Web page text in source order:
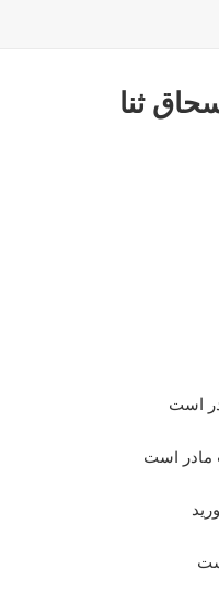
ثنا
است
است